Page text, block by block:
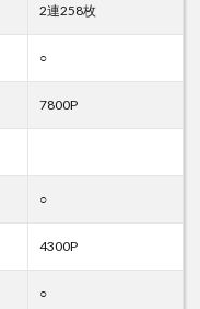
2連258枚
○
7800P
○
4300P
○